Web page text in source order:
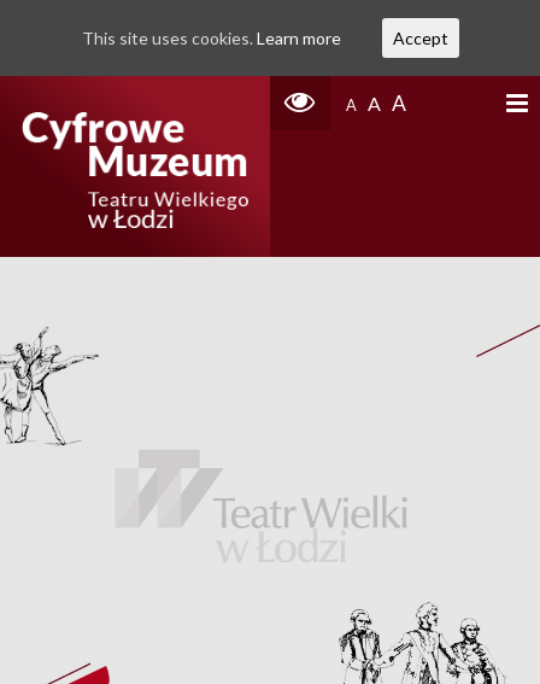
A A A
This site uses cookies. Learn more Accept